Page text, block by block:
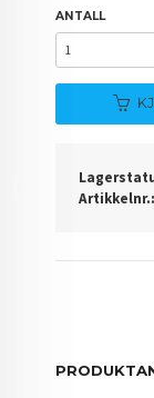
ANTALL
Artikkelnr.: